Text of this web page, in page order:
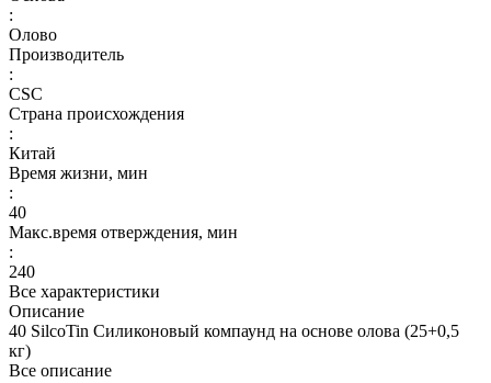
:
Олово
Производитель
:
CSC
Страна происхождения
:
Китай
Время жизни, мин
:
40
Макс.время отверждения, мин
:
240
Все характеристики
Описание
40 SilcoTin Силиконовый компаунд на основе олова (25+0,5
кг)
Все описание